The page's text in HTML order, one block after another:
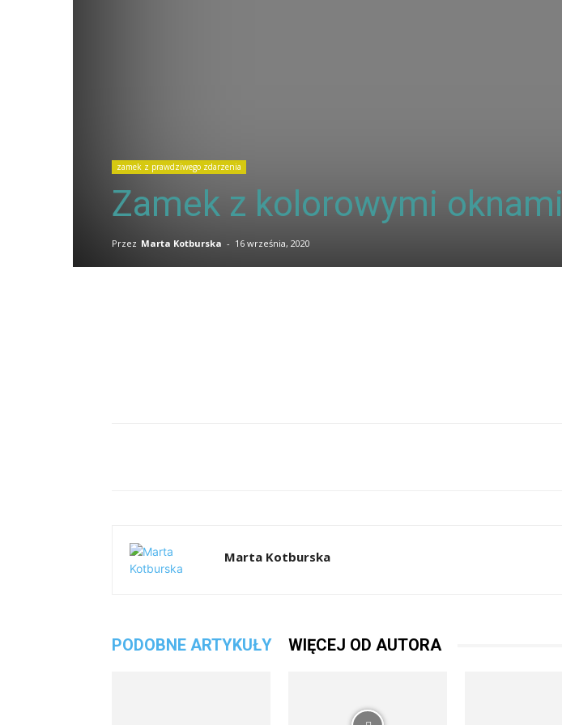
zamek z prawdziwego zdarzenia
Zamek z kolorowymi oknami
Przez Marta Kotburska - 16 września, 2020
Marta Kotburska
PODOBNE ARTYKUŁY WIĘCEJ OD AUTORA